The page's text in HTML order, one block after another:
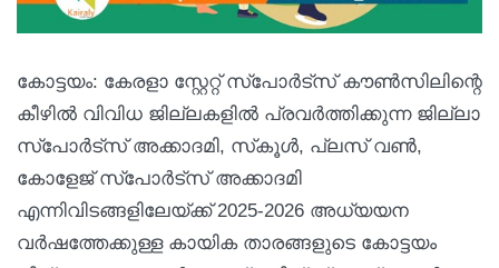
കോട്ടയം: കേരളാ സ്റ്റേറ്റ് സ്‌പോർട്‌സ് കൗൺസിലിന്റെ
കീഴിൽ വിവിധ ജില്ലകളിൽ പ്രവർത്തിക്കുന്ന ജില്ലാ
സ്പോർട്സ് അക്കാദമി, സ്‌കൂൾ, പ്ലസ് വൺ,
കോളേജ് സ്പോർട്സ് അക്കാദമി
എന്നിവിടങ്ങളിലേയ്ക്ക് 2025-2026 അധ്യയന
വർഷത്തേക്കുള്ള കായിക താരങ്ങളുടെ കോട്ടയം